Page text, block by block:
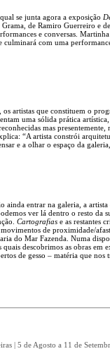
se junta agora a exposição
de Ramiro Guerreiro e
e conversas.
culminará com uma
artistas que constituem o
uma sólida prática
mas
“A artista constrói
e a olhar o espaço da
ainda entrar na galeria, a
ver lá dentro o resto da
Cartografias e as restantes
movimentos de proximidade/
do Mar Fazenda. Numa
quais descobrimos as obras
de gesso – matéria que nos
| 5 de Agosto a 11 de